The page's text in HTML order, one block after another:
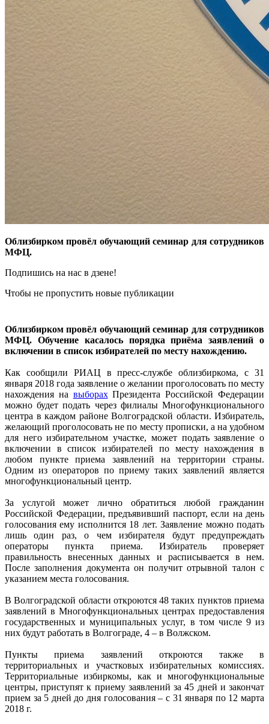
Облизбирком провёл обучающий семинар для сотрудников
МФЦ.
Подпишись на нас в дзене!
Чтобы не пропустить новые публикации
Облизбирком провёл обучающий семинар для сотрудников
МФЦ. Обучение касалось порядка приёма заявлений о
включении в список избирателей по месту нахождению.
Как сообщили РИАЦ в пресс-службе облизбиркома, с 31
января 2018 года заявление о желании проголосовать по месту
нахождения на выборахПрезидента Российской Федерации
можно будет подать через филиалы Многофункционального
центра в каждом районе Волгоградской области. Избиратель,
желающий проголосовать не по месту прописки, а на удобном
для него избирательном участке, может подать заявление о
включении в список избирателей по месту нахождения в
любом пункте приема заявлений на территории страны.
Одним из операторов по приему таких заявлений является
многофункциональный центр.
За услугой может лично обратиться любой гражданин
Российской Федерации, предъявивший паспорт, если на день
голосования ему исполнится 18 лет. Заявление можно подать
лишь один раз, о чем избирателя будут предупреждать
операторы пункта приема. Избиратель проверяет
правильность внесенных данных и расписывается в нем.
После заполнения документа он получит отрывной талон с
указанием места голосования.
В Волгоградской области откроются 48 таких пунктов приема
заявлений в Многофункциональных центрах предоставления
государственных и муниципальных услуг, в том числе 9 из
них будут работать в Волгограде, 4 – в Волжском.
Пункты приема заявлений откроются также в
территориальных и участковых избирательных комиссиях.
Территориальные избиркомы, как и многофункциональные
центры, приступят к приему заявлений за 45 дней и закончат
прием за 5 дней до дня голосования – с 31 января по 12 марта
2018 г.